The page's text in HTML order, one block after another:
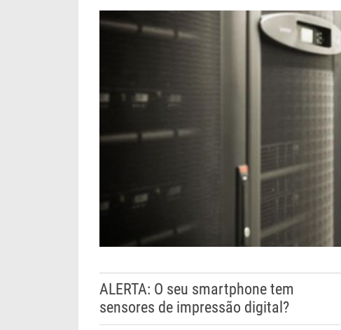
ALERTA: O seu smartphone tem
sensores de impressão digital?